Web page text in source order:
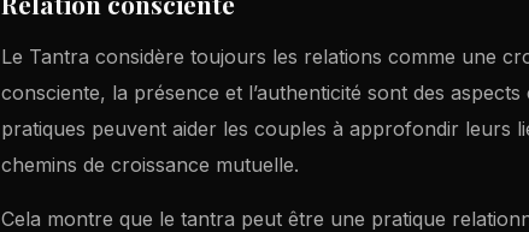
Le Tantra considère toujours les relations comme une
consciente, la présence et l’authenticité sont des
pratiques peuvent aider les couples à approfondir leurs
chemins de croissance mutuelle.
Cela montre que le tantra peut être une pratique